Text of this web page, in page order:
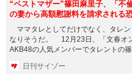
“ベストマザー”篠田麻里子、「不
の妻から高額慰謝料を請求される
ママタレとしてだけでなく、タレン
なりそうだ。 12月23日、「文春オ
AKB48の人気メンバーでタレントの篠
日刊サイゾー